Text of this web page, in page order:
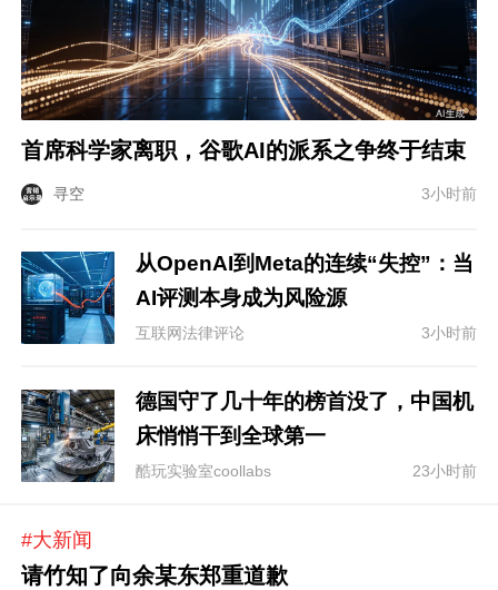
首席科学家离职，谷歌AI的派系之争终于结束
寻空 3小时前
从OpenAI到Meta的连续“失控”：当
AI评测本身成为风险源
互联网法律评论 3小时前
德国守了几十年的榜首没了，中国机
床悄悄干到全球第一
酷玩实验室coollabs 23小时前
#大新闻
请竹知了向余某东郑重道歉